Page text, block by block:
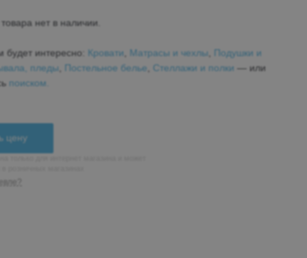
нет в наличии.
интересно: Кровати Матрасы и чехлы Подушки и
пледы Постельное белье ,Стеллажи и полки — или
поиском.
цену